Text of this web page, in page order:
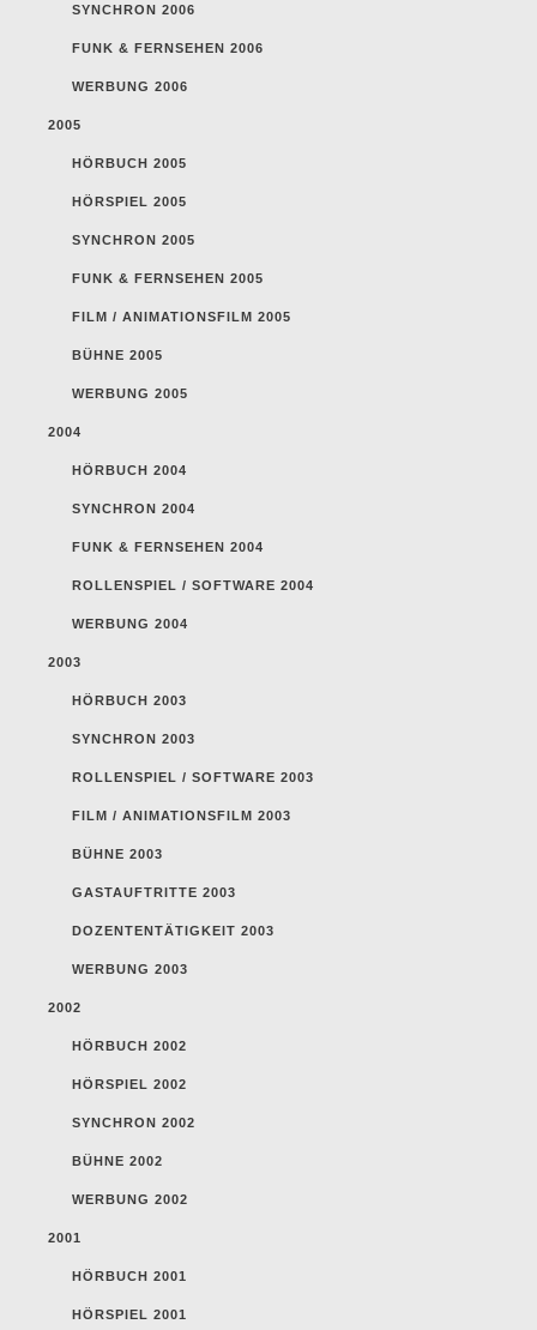
SYNCHRON 2006
FUNK & FERNSEHEN 2006
WERBUNG 2006
2005
HÖRBUCH 2005
HÖRSPIEL 2005
SYNCHRON 2005
FUNK & FERNSEHEN 2005
FILM / ANIMATIONSFILM 2005
BÜHNE 2005
WERBUNG 2005
2004
HÖRBUCH 2004
SYNCHRON 2004
FUNK & FERNSEHEN 2004
ROLLENSPIEL / SOFTWARE 2004
WERBUNG 2004
2003
HÖRBUCH 2003
SYNCHRON 2003
ROLLENSPIEL / SOFTWARE 2003
FILM / ANIMATIONSFILM 2003
BÜHNE 2003
GASTAUFTRITTE 2003
DOZENTENTÄTIGKEIT 2003
WERBUNG 2003
2002
HÖRBUCH 2002
HÖRSPIEL 2002
SYNCHRON 2002
BÜHNE 2002
WERBUNG 2002
2001
HÖRBUCH 2001
HÖRSPIEL 2001